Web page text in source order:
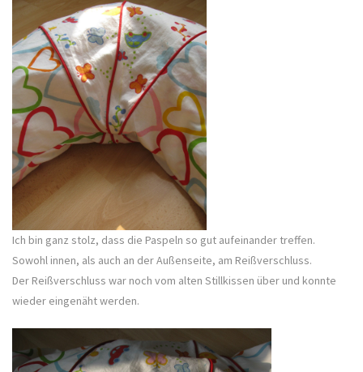
Ich bin ganz stolz, dass die Paspeln so gut aufeinander treffen.
Sowohl innen, als auch an der Außenseite, am Reißverschluss.
Der Reißverschluss war noch vom alten Stillkissen über und konnte
wieder eingenäht werden.